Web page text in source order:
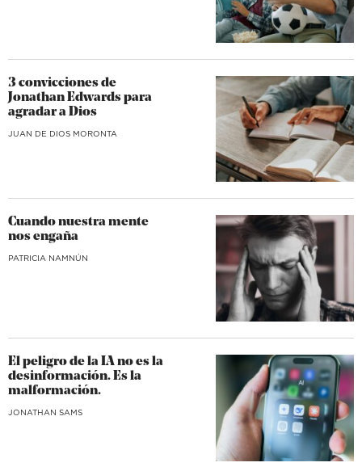
3 convicciones de
Jonathan Edwards para
agradar a Dios
JUAN DE DIOS MORONTA
Cuando nuestra mente
nos engaña
​PATRICIA NAMNÚN
El peligro de la IA no es la
desinformación. Es la
malformación.
JONATHAN SAMS